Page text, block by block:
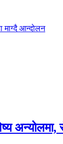
माग्दै आन्दोलन
अन्योलमा,